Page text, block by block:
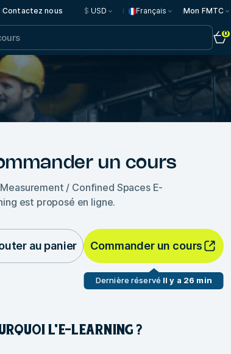
Contactez nous $ USD Français Mon FMTC
0
un cours
Measurement / Confined Spaces E-
est proposé en ligne.
au panier Commander un cours
Dernière réservé Il y a 26 min
L'E-LEARNING ?